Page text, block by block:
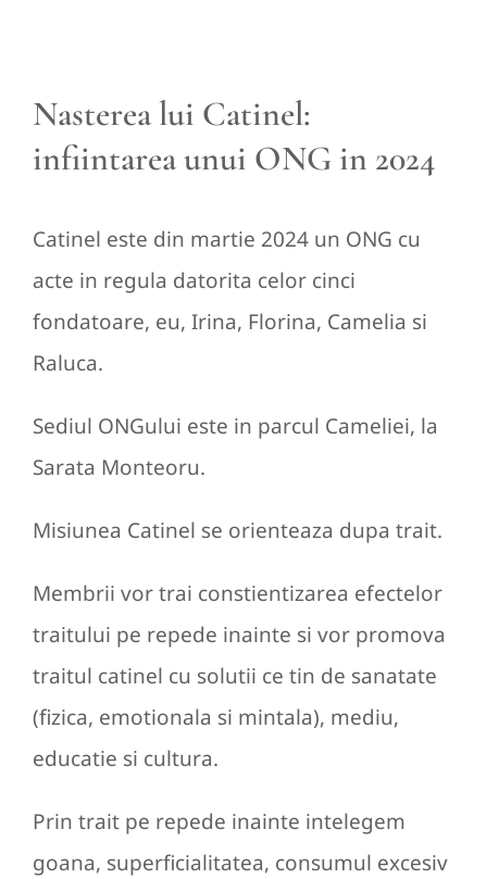
Nasterea lui Catinel:
infiintarea unui ONG in 2024
Catinel este din martie 2024 un ONG cu
acte in regula datorita celor cinci
fondatoare, eu, Irina, Florina, Camelia si
Raluca.
Sediul ONGului este in parcul Cameliei, la
Sarata Monteoru.
Misiunea Catinel se orienteaza dupa trait.
Membrii vor trai constientizarea efectelor
traitului pe repede inainte si vor promova
traitul catinel cu solutii ce tin de sanatate
(fizica, emotionala si mintala), mediu,
educatie si cultura.
Prin trait pe repede inainte intelegem
goana, superficialitatea, consumul excesiv